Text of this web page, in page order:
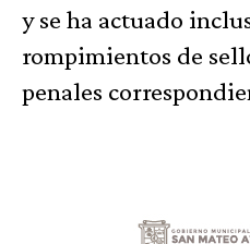
y se ha actuado
rompimientos de
penales